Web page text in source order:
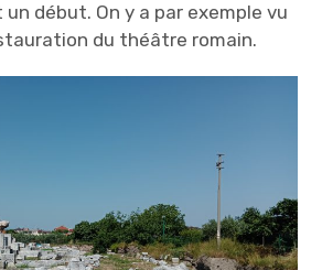
un début. On y a par exemple vu
du théâtre romain.